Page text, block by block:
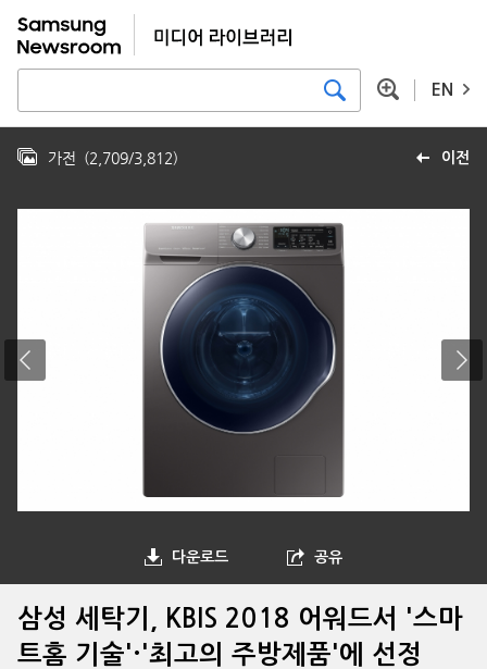
EN
이전
가전 (2,709/3,812)
다운로드 공유
삼성 세탁기, KBIS 2018 어워드서 '스마
트홈 기술'·'최고의 주방제품'에 선정